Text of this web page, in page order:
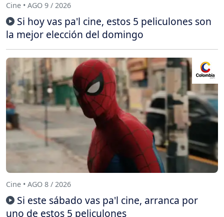
Cine • AGO 9 / 2026
Si hoy vas pa'l cine, estos 5 peliculones son
la mejor elección del domingo
Cine • AGO 8 / 2026
Si este sábado vas pa'l cine, arranca por
uno de estos 5 peliculones